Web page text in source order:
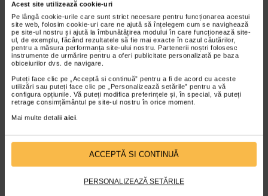
Acest site utilizează cookie-uri
Pe lângă cookie-urile care sunt strict necesare pentru funcționarea acestui
site web, folosim cookie-uri care ne ajută să înțelegem cum se navighează
pe site-ul nostru și ajută la îmbunătățirea modului în care funcționează site-
ul, de exemplu, făcând rezultatele să fie mai exacte în cazul căutărilor,
pentru a măsura performanța site-ului nostru. Partenerii noștri folosesc
instrumente de urmărire pentru a oferi publicitate personalizată pe baza
obiceiurilor dvs. de navigare.
Puteți face clic pe „Acceptă si continuă” pentru a fi de acord cu aceste
utilizări sau puteți face clic pe „Personalizează setările” pentru a vă
configura opțiunile. Vă puteți modifica preferințele și, în special, vă puteți
retrage consimțământul pe site-ul nostru în orice moment.
Mai multe detalii aici
ACCEPTĂ SI CONTINUĂ
PERSONALIZEAZĂ SETĂRILE
Inflamatia
Inflamatia este o manifestare generala in caz de
reumatism abarticular. Acesta se poate prezenta sub
forma de:
edem: umflarea localizata in jurul structurilor
afectate (mai ales in cazurile de bursita sau
tendinita);
la atingere;
crepitatii osoase: acestea sunt zgomote patologice
care se aud in timpul miscarii, si apar mai ales in
caz de tendinita cronica.